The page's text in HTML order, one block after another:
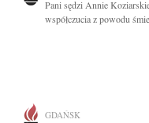
Pani sędzi Annie
współczucia z powodu
GDAŃSK